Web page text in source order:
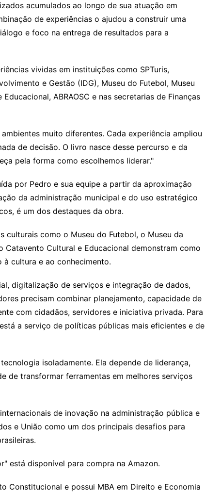
acumulados ao longo de sua atuação em
de experiências o ajudou a construir uma
e foco na entrega de resultados para a
vividas em instituições como SPTuris,
e Gestão (IDG), Museu do Futebol, Museu
ABRAOSC e nas secretarias de Finanças
muito diferentes. Cada experiência ampliou
de decisão. O livro nasce desse percurso e da
pela forma como escolhemos liderar."
por Pedro e sua equipe a partir da aproximação
da administração municipal e do uso estratégico
é um dos destaques da obra.
culturais como o Museu do Futebol, o Museu da
Catavento Cultural e Educacional demonstram como
cultura e ao conhecimento.
digitalização de serviços e integração de dados,
precisam combinar planejamento, capacidade de
com cidadãos, servidores e iniciativa privada. Para
a serviço de políticas públicas mais eficientes e de
isoladamente. Ela depende de liderança,
de transformar ferramentas em melhores serviços
de inovação na administração pública e
e União como um dos principais desafios para
está disponível para compra na Amazon.
Constitucional e possui MBA em Direito e Economia